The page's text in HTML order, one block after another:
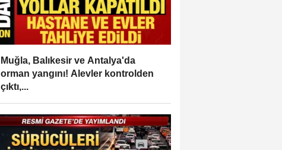
Muğla, Balıkesir ve Antalya'da
orman yangını! Alevler kontrolden
çıktı,...